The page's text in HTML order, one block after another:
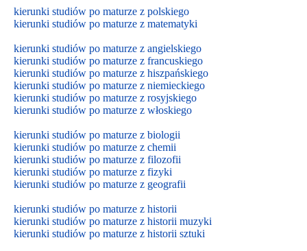
kierunki studiów po maturze z polskiego
kierunki studiów po maturze z matematyki
kierunki studiów po maturze z angielskiego
kierunki studiów po maturze z francuskiego
kierunki studiów po maturze z hiszpańskiego
kierunki studiów po maturze z niemieckiego
kierunki studiów po maturze z rosyjskiego
kierunki studiów po maturze z włoskiego
kierunki studiów po maturze z biologii
kierunki studiów po maturze z chemii
kierunki studiów po maturze z filozofii
kierunki studiów po maturze z fizyki
kierunki studiów po maturze z geografii
kierunki studiów po maturze z historii
kierunki studiów po maturze z historii muzyki
kierunki studiów po maturze z historii sztuki